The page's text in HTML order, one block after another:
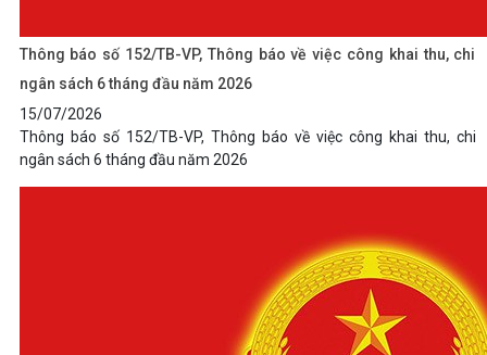
Thông báo số 152/TB-VP, Thông báo về việc công khai thu, chi
ngân sách 6 tháng đầu năm 2026
15/07/2026
Thông báo số 152/TB-VP, Thông báo về việc công khai thu, chi
ngân sách 6 tháng đầu năm 2026